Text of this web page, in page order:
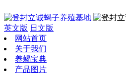
英文版 日文版
网站首页
关于我们
养蝎宝典
产品图片